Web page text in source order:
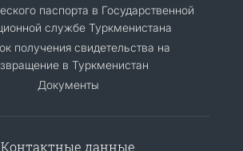
паспорта в Государственной
службе Туркменистана
получения свидетельства на
в Туркменистан
Документы
Контактные данные